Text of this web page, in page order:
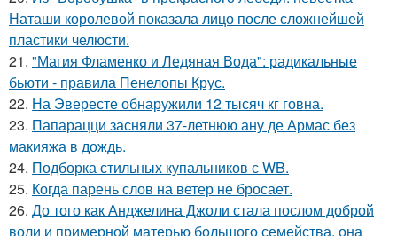
Наташи королевой показала лицо после сложнейшей
пластики челюсти.
21. "Магия Фламенко и Ледяная Вода": радикальные
бьюти - правила Пенелопы Крус.
22. На Эвересте обнаружили 12 тысяч кг говна.
23. Папарацци засняли 37-летнюю ану де Армас без
макияжа в дождь.
24. Подборка стильных купальников с WB.
25. Когда парень слов на ветер не бросает.
26. До того как Анджелина Джоли стала послом доброй
воли и примерной матерью большого семейства, она